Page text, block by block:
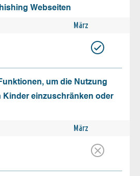
Webseiten
März
um die Nutzung
Kinder einzuschränken oder
März